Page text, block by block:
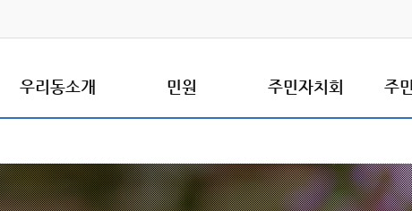
우리동소개 민원 주민자치회 주